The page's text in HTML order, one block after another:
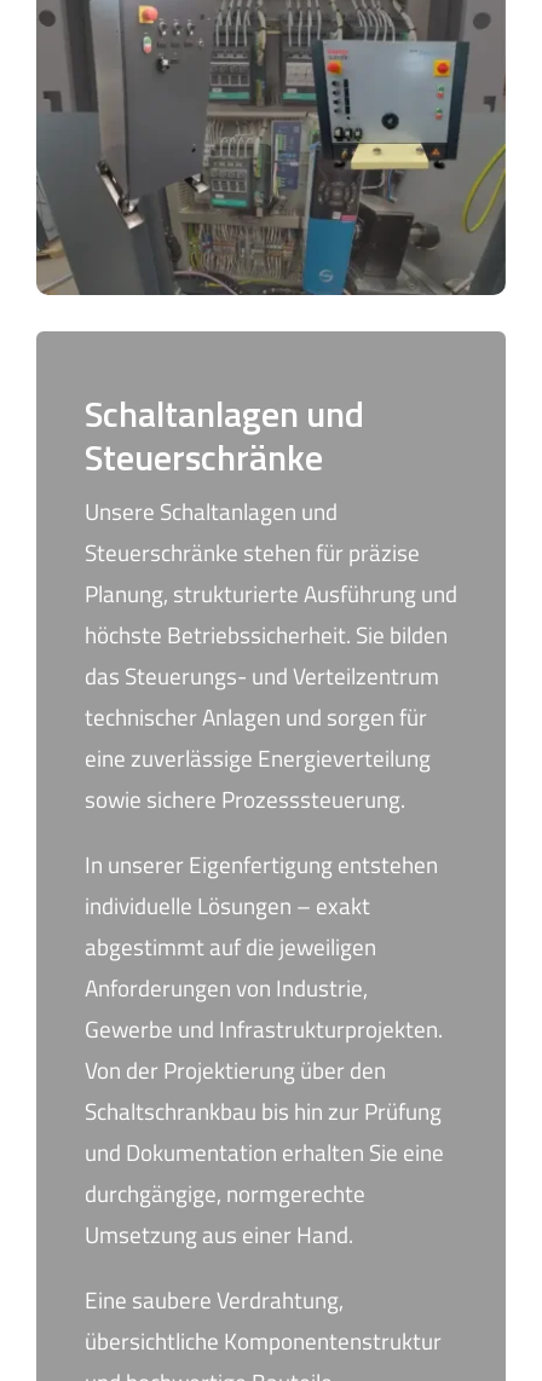
Schaltanlagen und
Steuerschränke
Unsere Schaltanlagen und
Steuerschränke stehen für präzise
Planung, strukturierte Ausführung und
höchste Betriebssicherheit. Sie bilden
das Steuerungs- und Verteilzentrum
technischer Anlagen und sorgen für
eine zuverlässige Energieverteilung
sowie sichere Prozesssteuerung.
In unserer Eigenfertigung entstehen
individuelle Lösungen – exakt
abgestimmt auf die jeweiligen
Anforderungen von Industrie,
Gewerbe und Infrastrukturprojekten.
Von der Projektierung über den
Schaltschrankbau bis hin zur Prüfung
und Dokumentation erhalten Sie eine
durchgängige, normgerechte
Umsetzung aus einer Hand.
Eine saubere Verdrahtung,
übersichtliche Komponentenstruktur